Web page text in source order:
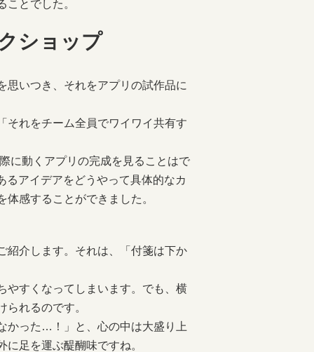
とでした。
ショップ
思いつき、それをアプリの試作品に
それをチーム全員でワイワイ共有す
に動くアプリの完成を見ることはで
アイデアをどうやって具体的なカ
感することができました。
紹介します。それは、「付箋は下か
やすくなってしまいます。でも、横
れるのです。
かった…！」と、心の中は大盛り上
足を運ぶ醍醐味ですね。